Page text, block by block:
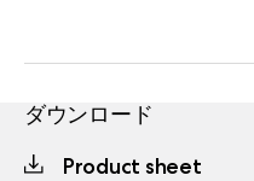
ダウンロード
Product sheet